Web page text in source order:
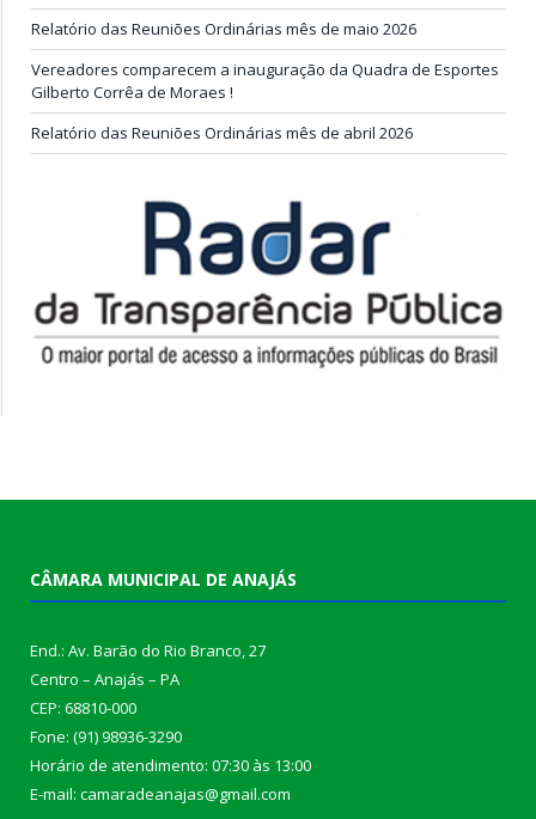
Relatório das Reuniões Ordinárias mês de maio 2026
Vereadores comparecem a inauguração da Quadra de Esportes
Gilberto Corrêa de Moraes !
Relatório das Reuniões Ordinárias mês de abril 2026
CÂMARA MUNICIPAL DE ANAJÁS
End.: Av. Barão do Rio Branco, 27
Centro – Anajás – PA
CEP: 68810-000
Fone: (91) 98936-3290
Horário de atendimento: 07:30 às 13:00
E-mail: camaradeanajas@gmail.com